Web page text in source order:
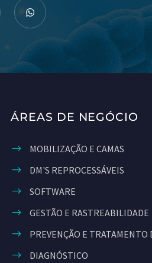
ÁREAS DE NEGÓCIO
MOBILIZAÇÃO E CAMAS
DM'S REPROCESSÁVEIS
SOFTWARE
GESTÃO E RASTREABILIDADE
PREVENÇÃO E TRATAMENTO
DIAGNÓSTICO